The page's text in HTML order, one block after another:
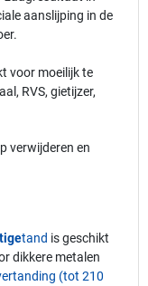
aanslijping in de
voor moeilijk te
RVS, gietijzer,
verwijderen en
tand is geschikt
dikkere metalen
(tot 210